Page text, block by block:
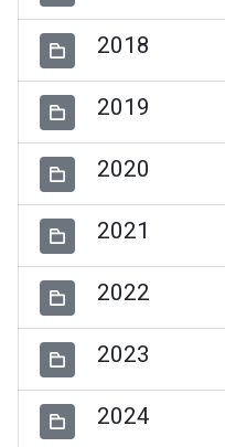
2018
2019
2020
2021
2022
2023
2024